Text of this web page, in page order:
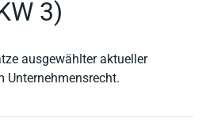
3)
ausgewählter aktueller
Unternehmensrecht.